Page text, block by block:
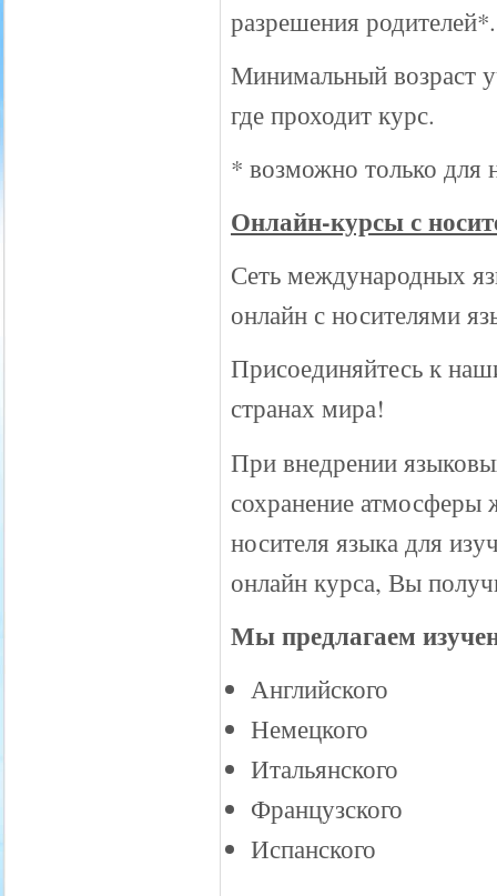
разрешения родителей*.
Минимальный возраст
где проходит курс.
* возможно только для
Онлайн-курсы с
Сеть международных
онлайн с носителями
Присоединяйтесь к
странах мира!
При внедрении
сохранение атмосферы
носителя языка для
онлайн курса, Вы
Мы предлагаем
Английского
Немецкого
Итальянского
Французского
Испанского